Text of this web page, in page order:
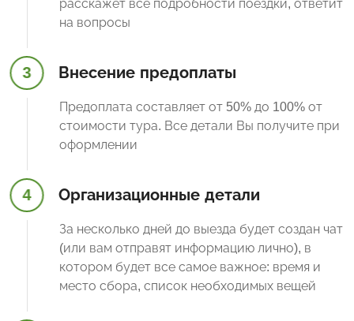
расскажет все подробности поездки, ответит
на вопросы
3 Внесение предоплаты
Предоплата составляет от 50% до 100% от
стоимости тура. Все детали Вы получите при
оформлении
4 Организационные детали
За несколько дней до выезда будет создан чат
(или вам отправят информацию лично), в
котором будет все самое важное: время и
место сбора, список необходимых вещей